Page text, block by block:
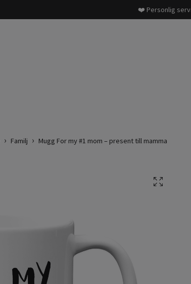
❤️ Personlig
Familj Mugg For my #1 mom – present till mamma